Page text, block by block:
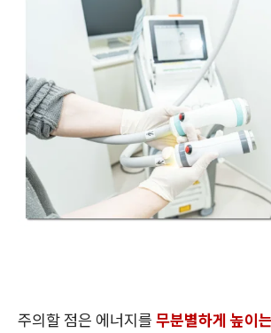
주의할 점은 에너지를 무분별하게 높이